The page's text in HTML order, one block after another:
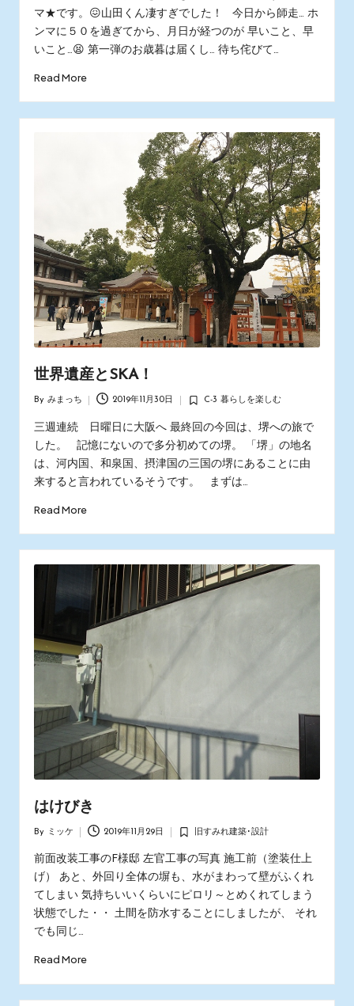
マ★です。😖山田くん凄すぎでした！ 今日から師走… ホ
ンマに５０を過ぎてから、月日が経つのが 早いこと、早
いこと…😫 第一弾のお歳暮は届くし… 待ち侘びて…
Read More
世界遺産とSKA！
by
By みまっち 2019年11月30日
Posted
in
C-3 暮らしを楽しむ
三週連続 日曜日に大阪へ 最終回の今回は、堺への旅で
した。 記憶にないので多分初めての堺。 「堺」の地名
は、河内国、和泉国、摂津国の三国の堺にあることに由
来すると言われているそうです。 まずは…
Read More
はけびき
by
By ミッケ 2019年11月29日
Posted
in
旧すみれ建築･設計
前面改装工事のF様邸 左官工事の写真 施工前（塗装仕上
げ） あと、外回り全体の塀も、水がまわって壁がふくれ
てしまい 気持ちいいくらいにピロリ～とめくれてしまう
状態でした・・ 土間を防水することにしましたが、 それ
でも同じ…
Read More